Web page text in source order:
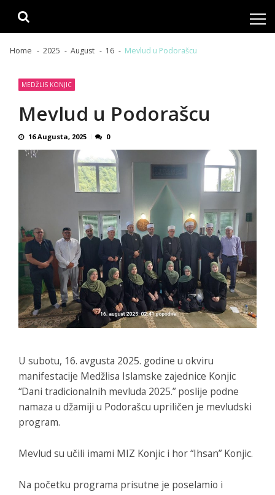
Home 2025 August 16 Mevlud u Podorašcu
MEDŽLIS KONJIC
Mevlud u Podorašcu
16 Augusta, 2025 0
U subotu, 16. avgusta 2025. godine u okviru
manifestacije Medžlisa Islamske zajednice Konjic
“Dani tradicionalnih mevluda 2025.” poslije podne
namaza u džamiji u Podorašcu upriličen je mevludski
program.
Mevlud su učili imami MIZ Konjic i hor “Ihsan” Konjic.
Na početku programa prisutne je poselamio i